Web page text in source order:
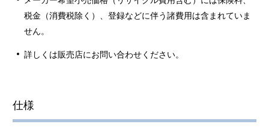
税金（消費税除く）、登録などに伴う諸費用は含まれていま
せん。
詳しくは販売店にお問い合わせください。
仕様